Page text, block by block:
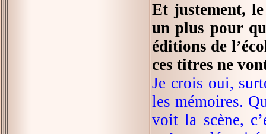
Et justement,
un plus pour
éditions de
ces titres ne
Je crois oui,
les mémoires.
voit la scène,